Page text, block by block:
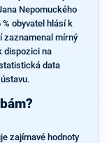
Nepomuckého
obyvatel hlásí k
zaznamenal mírný
dispozici na
data
zajímavé hodnoty